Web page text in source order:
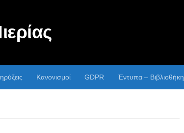
Κανονισμοί GDPR Έντυπα – Βιβλιοθήκη